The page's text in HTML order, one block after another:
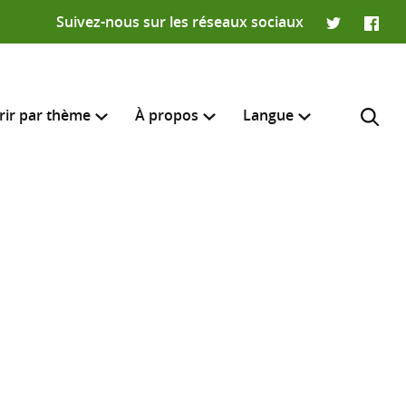
Suivez-nous sur les réseaux sociaux
Twitter
par thème À propos Langue
recherche